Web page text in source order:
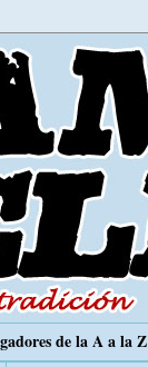
de la A a la Z